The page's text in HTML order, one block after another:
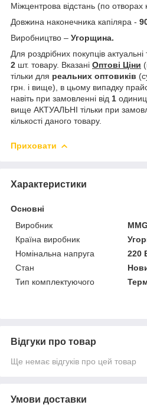
Міжцентрова відстань (по отворах
Довжина наконечника капіляра -
Виробництво – Угорщина.
Для роздрібних покупців актуальні
2 шт. товару. Вказані Оптові Ціни
тільки для реальних оптовиків
грн. і вище), в цьому випадку
навіть при замовленні від 1
вище АКТУАЛЬНІ тільки при
кількості даного товару.
Приховати
Характеристики
Основні
Виробник
Країна виробник
Номінальна напруга
220
Стан
Тип комплектуючого
Відгуки про товар
Ще немає відгуків про цей товар
Умови доставки